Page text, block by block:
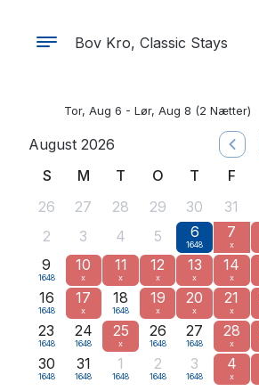
Bov Kro, Classic Stays
Tor, Aug 6 - Lør, Aug 8 (2 Nætter)
August 2026
S
M T O T F
26
27 28 29 30 31
2
3 4 5 6
1648
7
x
9
1648
10
x
11
x
12
x
13
x
14
x
16
1648
17
x
18
1648
19
x
20
x
21
x
23
1648
24
1648
25
x
26
1648
27
1648
28
x
30
1648
31
1648
1
1648
2
1648
3
1648
4
x